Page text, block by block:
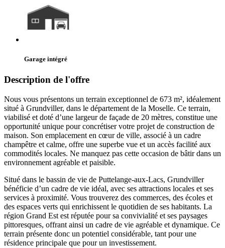
Garage intégré
Description de l'offre
Nous vous présentons un terrain exceptionnel de 673 m², idéalement
situé à Grundviller, dans le département de la Moselle. Ce terrain,
viabilisé et doté d’une largeur de façade de 20 mètres, constitue une
opportunité unique pour concrétiser votre projet de construction de
maison. Son emplacement en cœur de ville, associé à un cadre
champêtre et calme, offre une superbe vue et un accès facilité aux
commodités locales. Ne manquez pas cette occasion de bâtir dans un
environnement agréable et paisible.
Situé dans le bassin de vie de Puttelange-aux-Lacs, Grundviller
bénéficie d’un cadre de vie idéal, avec ses attractions locales et ses
services à proximité. Vous trouverez des commerces, des écoles et
des espaces verts qui enrichissent le quotidien de ses habitants. La
région Grand Est est réputée pour sa convivialité et ses paysages
pittoresques, offrant ainsi un cadre de vie agréable et dynamique. Ce
terrain présente donc un potentiel considérable, tant pour une
résidence principale que pour un investissement.